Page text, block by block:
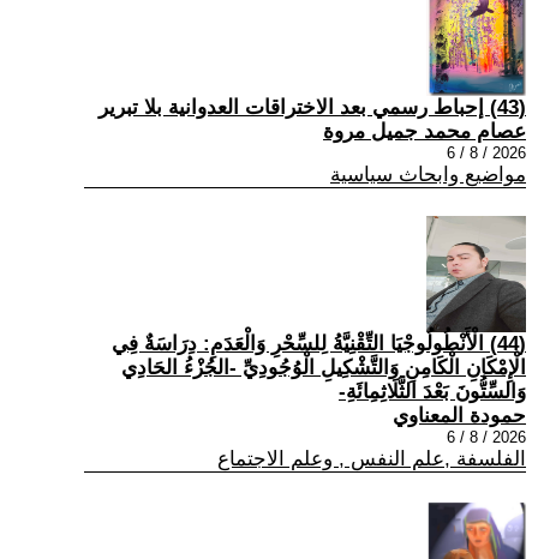
(43) إحباط رسمي بعد الاختراقات العدوانية بلا تبرير
عصام محمد جميل مروة
2026 / 8 / 6
مواضيع وابحاث سياسية
(44) الْأَنْطُولُوجْيَا التِّقْنِيَّةُ لِلسِّحْرِ وَالْعَدَمِ: دِرَاسَةٌ فِي
الْإِمْكَانِ الْكَامِنِ وَالتَّشْكِيلِ الْوُجُودِيِّ -الجُزْءُ الحَادِي
وَالسِّتُّونَ بَعْدَ الثَّلَاثِمِائَةِ-
حمودة المعناوي
2026 / 8 / 6
الفلسفة ,علم النفس , وعلم الاجتماع